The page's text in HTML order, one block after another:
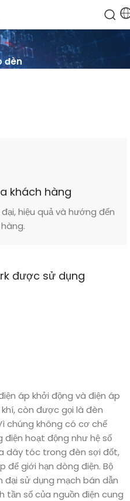
đèn
khách hàng
hiệu quả và hướng đến
được sử dụng
áp khởi động và điện áp
còn được gọi là đèn
chúng không có cơ chế
điện hoạt động như hệ số
dây tóc trong đèn sợi đốt,
để giới hạn dòng điện. Bộ
đại sử dụng mạch bán dẫn
tần số của nguồn điện cung